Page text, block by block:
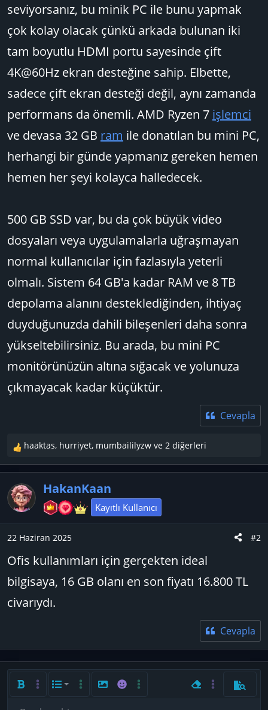
seviyorsanız, bu minik PC ile bunu yapmak
çok kolay olacak çünkü arkada bulunan iki
tam boyutlu HDMI portu sayesinde çift
4K@60Hz ekran desteğine sahip. Elbette,
sadece çift ekran desteği değil, aynı zamanda
performans da önemli. AMD Ryzen 7 işlemci
ve devasa 32 GB ram ile donatılan bu mini PC,
herhangi bir günde yapmanız gereken hemen
hemen her şeyi kolayca halledecek.
500 GB SSD var, bu da çok büyük video
dosyaları veya uygulamalarla uğraşmayan
normal kullanıcılar için fazlasıyla yeterli
olmalı. Sistem 64 GB'a kadar RAM ve 8 TB
depolama alanını desteklediğinden, ihtiyaç
duyduğunuzda dahili bileşenleri daha sonra
yükseltebilirsiniz. Bu arada, bu mini PC
monitörünüzün altına sığacak ve yolunuza
çıkmayacak kadar küçüktür.
Cevapla
T
e
p
k
i
l
e
r
haaktas, hurriyet, mumbaililyzw ve 2 diğerleri
HakanKaan
Kayıtlı Kullanıcı
22 Haziran 2025 #2
Ofis kullanımları için gerçekten ideal
bilgisaya, 16 GB olanı en son fiyatı 16.800 TL
civarıydı.
Cevapla
Kalın Daha fazla seçenek…
List Daha fazla seçenek…
Resim ekle
İfadelerDaha fazla seçenek…Biçimlendirmeyi
Daha fazla